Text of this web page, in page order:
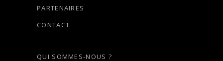
PARTENAIRES
CONTACT
QUI SOMMES-NOUS ?